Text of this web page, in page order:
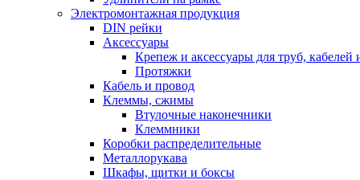
Электромонтажная продукция
DIN рейки
Аксессуары
Крепеж и аксессуары для труб, кабелей
Протяжки
Кабель и провод
Клеммы, сжимы
Втулочные наконечники
Клеммники
Коробки распределительные
Металлорукава
Шкафы, щитки и боксы